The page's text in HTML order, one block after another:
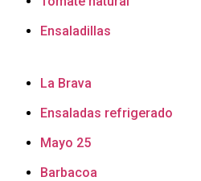
Ensaladillas
La Brava
Ensaladas refrigerado
Mayo 25
Barbacoa